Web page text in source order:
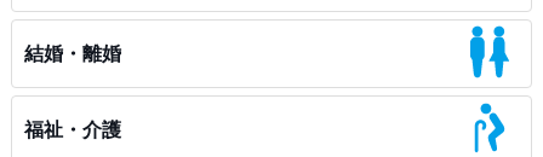
結婚・離婚
福祉・介護